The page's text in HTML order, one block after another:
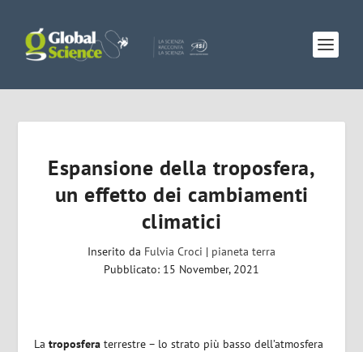
Espansione della troposfera,
un effetto dei cambiamenti
climatici
Inserito da Fulvia Croci | pianeta terra
Pubblicato: 15 November, 2021
Latroposfera terrestre – lo strato più basso dell’atmosfera